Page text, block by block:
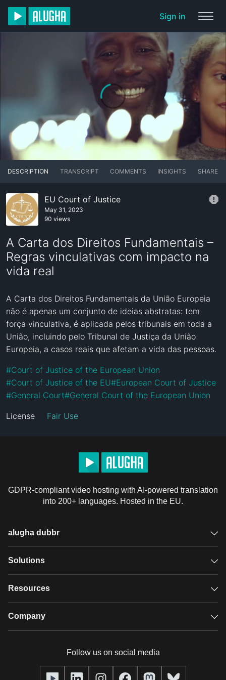
Sign in
DESCRIPTION TRANSCRIPT COMMENTS INSIGHTS SHARE
EU Court of Justice
May 31, 2023
90 views
A Carta dos Direitos Fundamentais –
Regras vinculativas com impacto na
vida real
A Carta dos Direitos Fundamentais da União Europeia
não é apenas um conjunto de ideias abstratas: tem
força vinculativa, é aplicada pelos tribunais em toda a
União, incluindo pelo Tribunal de Justiça da União
Europeia, a casos reais que afetam a vida das pessoas.
#Court of Justice of the European Union
#Court of Justice of the EU#European Court of Justice
#General Court#General Court of the European Union
License Fair Use
GDPR-compliant video hosting with AI-powered translation
into 200+ languages. Hosted in the EU.
alugha dubbr
Overview
Glossary
Solutions
GDPR video hosting
Resources
Case studies
Company
Our team
Follow us on social media